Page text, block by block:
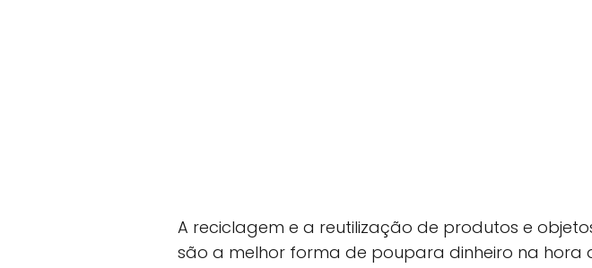
A reciclagem e a reutilização de produtos e
são a melhor forma de poupara dinheiro na hora